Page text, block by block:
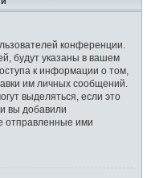
конференции.
будут указаны в вашем
к информации о том,
им личных сообщений.
выделяться, если это
вы добавили
отправленные ими